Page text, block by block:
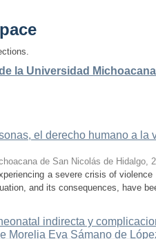
la Universidad
el derecho humano a la
de San Nicolás de Hidalgo,
a severe crisis of
and its consequences, have
indirecta y
Morelia Eva Sámano de